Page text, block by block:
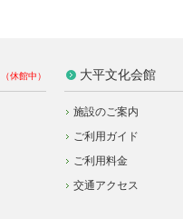
大平文化会館
施設のご案内
ご利用ガイド
ご利用料金
交通アクセス